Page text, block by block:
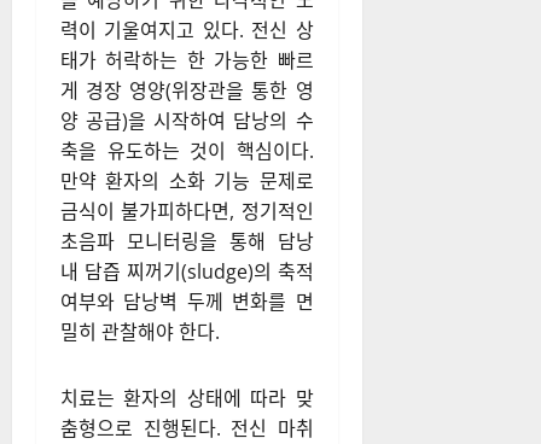
력이 기울여지고 있다. 전신 상
태가 허락하는 한 가능한 빠르
게 경장 영양(위장관을 통한 영
양 공급)을 시작하여 담낭의 수
축을 유도하는 것이 핵심이다.
만약 환자의 소화 기능 문제로
금식이 불가피하다면, 정기적인
초음파 모니터링을 통해 담낭
내 담즙 찌꺼기(sludge)의 축적
여부와 담낭벽 두께 변화를 면
밀히 관찰해야 한다.
치료는 환자의 상태에 따라 맞
춤형으로 진행된다. 전신 마취